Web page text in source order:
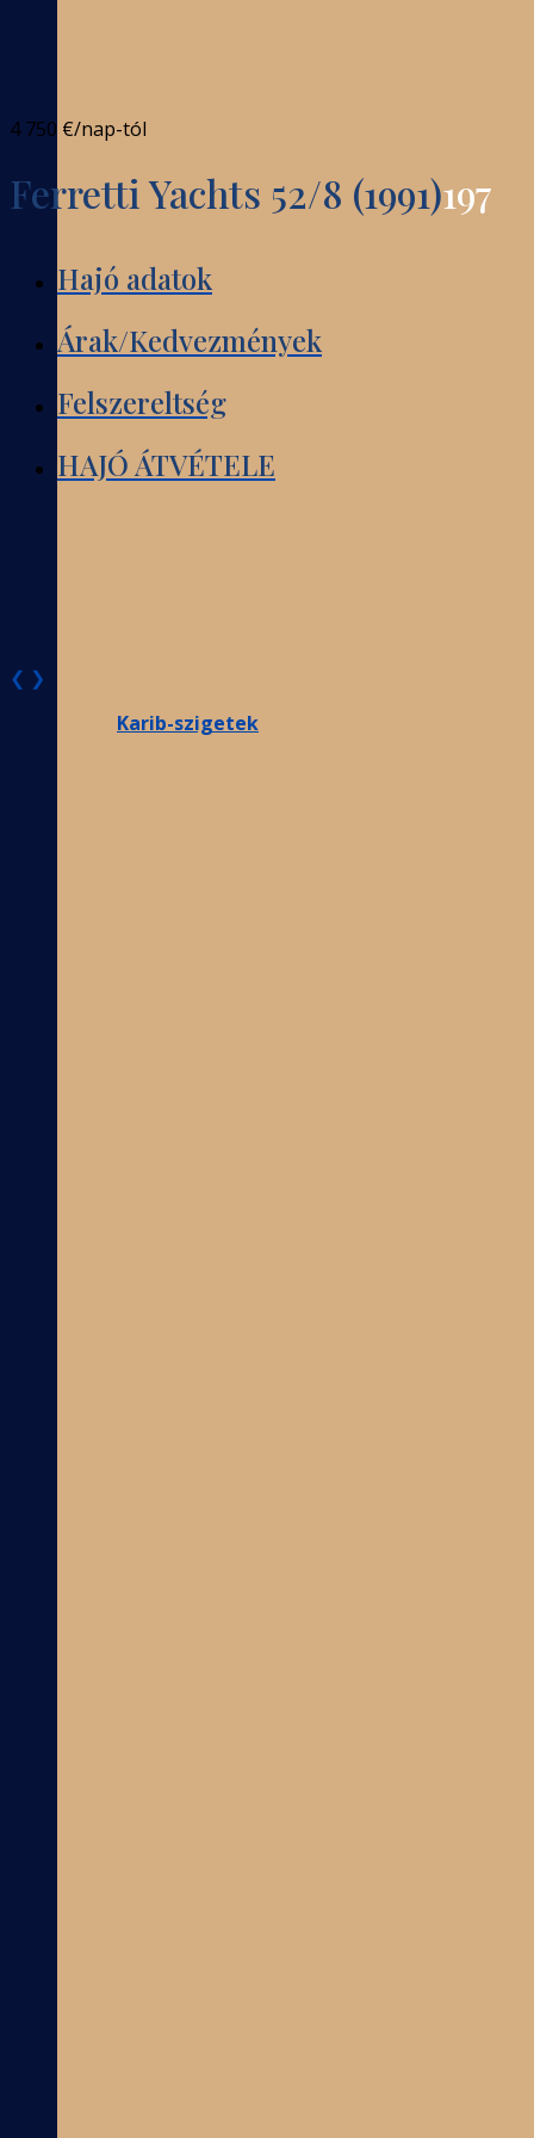
Karib-szigetek
4 750 €/nap-tól
Ferretti Yachts 52/8 (1991)197
Hajó adatok
Árak/Kedvezmények
Felszereltség
HAJÓ ÁTVÉTELE
❮ ❯